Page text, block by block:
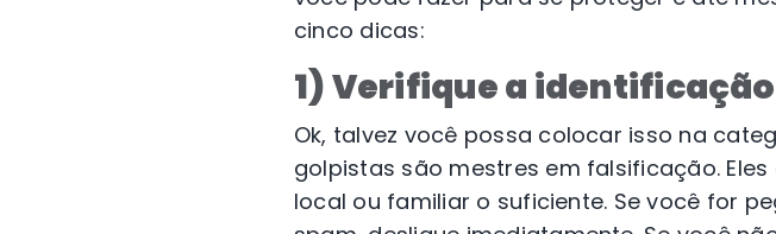
cinco dicas:
1) Verifique a
Ok, talvez você possa colocar isso na
golpistas são mestres em falsificação.
local ou familiar o suficiente. Se você for